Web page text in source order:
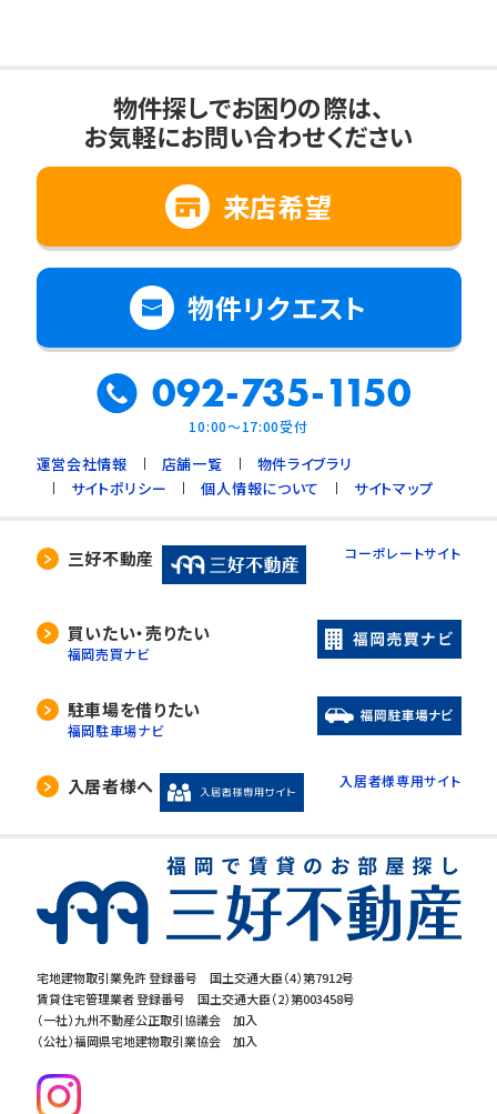
1. ご本人の同意がある場合
2. 法令に基づく場合
3. 利用目的の範囲内で個人情報の取扱いの
全部又は一部を委託する場合
4. 人の生命、身体又は財産の保護のために必
要で、ご本人の同意を得ることが難しいとき
5. 公衆衛生の向上、児童の健全な育成のため
に必要で、ご本人の同意を得ることが難しいと
き
6. 国や地方公共団体などに協力する場合で、
ご本人の同意を得ることによって支障を及ぼす
おそれがあるとき
7. 合併又は譲渡などの事由による事業の承継
に伴って個人情報を提供する場合で、承継前の
4. 個人情報の外部委託
当社は、利用目的の達成に必要な範囲内におい
て、個人情報の取扱いの全部又は一部を委託す
委託先の選定には厳正な基準を設け、委託先と
の間で必要な契約を締結し、適切な管理･監査を
5. 開示等の請求について
「開示」「訂正・追加・削除」「利用の停止・消去・提
供の拒否」の請求に応じております。ご請求され
る方は、当社「個人情報お客様相談窓口」までお
問合せください。
6.個人情報を提供する事の任意性につ
いて
当社の要求する個人情報を提供するか否かは、
お客様の任意でございます。
宅地建物取引業免許 登録番号 国土交通大臣（4）第7912号
賃貸住宅管理業者 登録番号 国土交通大臣（2）第003458号
（一社）九州不動産公正取引協議会 加入
（公社）福岡県宅地建物取引業協会 加入
物件探しでお困りの際は、
お気軽にお問い合わせください
来店希望
物件リクエスト
092-735-1150
10:00～17:00受付
運営会社情報 店舗一覧
物件ライブラリ
サイトポリシー
個人情報について サイトマップ
三好不動産 コーポレートサイト
買いたい・売りたい
福岡売買ナビ
駐車場を借りたい
福岡駐車場ナビ
入居者様へ 入居者様専用サイト